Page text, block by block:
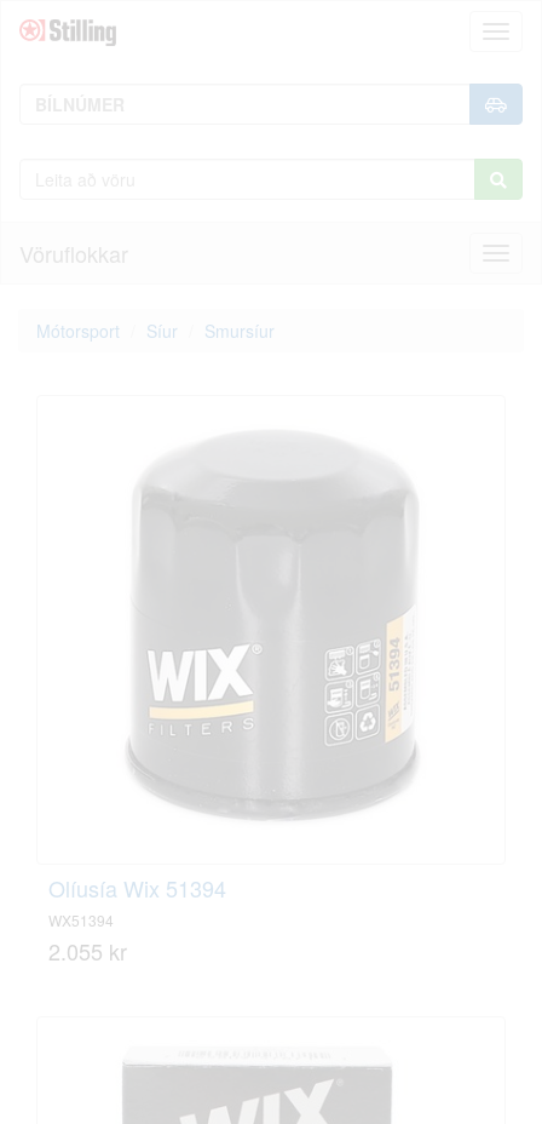
Vöruflokkar
Mótorsport Síur Smursíur
Olíusía Wix 51394
WX51394
2.055 kr